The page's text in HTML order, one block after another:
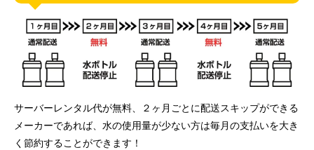
サーバーレンタル代が無料、２ヶ月ごとに配送スキップができる
メーカーであれば、水の使用量が少ない方は毎月の支払いを大き
く節約することができます！